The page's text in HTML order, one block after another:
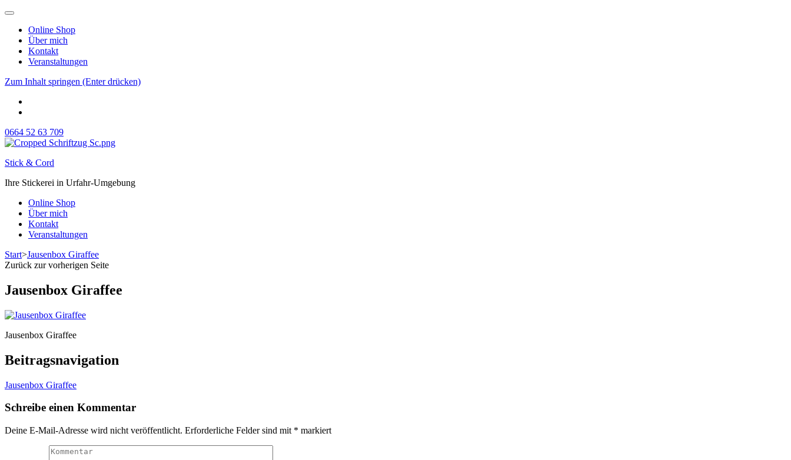
Online Shop
Über mich
Kontakt
Veranstaltungen
Zum Inhalt springen (Enter drücken)
0664 52 63 709
Stick & Cord
Ihre Stickerei in Urfahr-Umgebung
Online Shop
Über mich
Kontakt
Veranstaltungen
Start>Jausenbox Giraffee
Zurück zur vorherigen Seite
Jausenbox Giraffee
Jausenbox Giraffee
Beitragsnavigation
Jausenbox Giraffee
Schreibe einen Kommentar
Deine E-Mail-Adresse wird nicht veröffentlicht. Erforderliche Felder sind mit * markiert